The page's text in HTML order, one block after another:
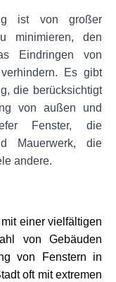
ist von großer
minimieren, den
Eindringen von
Es gibt
die berücksichtigt
von außen und
Fenster, die
Mauerwerk, die
andere.
einer vielfältigen
von Gebäuden
von Fenstern in
oft mit extremen